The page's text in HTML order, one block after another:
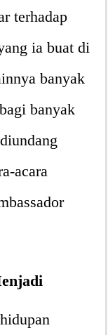
terhadap
ia buat di
banyak
banyak
acara